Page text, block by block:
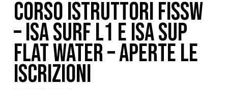
CORSO ISTRUTTORI FISSW
– ISA SURF L1 E ISA SUP
FLAT WATER – APERTE LE
ISCRIZIONI